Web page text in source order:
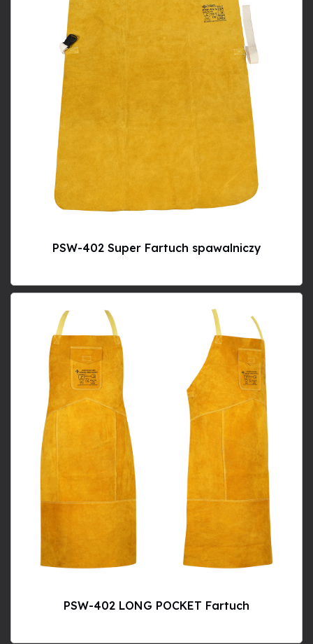
PSW-402 Super Fartuch spawalniczy
PSW-402 LONG POCKET Fartuch